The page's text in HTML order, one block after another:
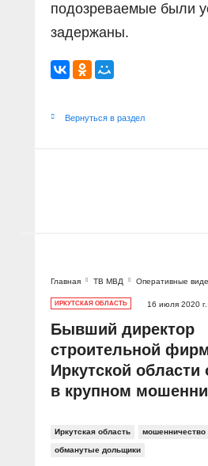
подозреваемые были
задержаны.
Вернуться в раздел
Главная ТВ МВД Оперативные
ИРКУТСКАЯ ОБЛАСТЬ 16 июля 2020 г.
Бывший директор
строительной
Иркутской области
в крупном
Иркутская область мошенничество
обманутые дольщики